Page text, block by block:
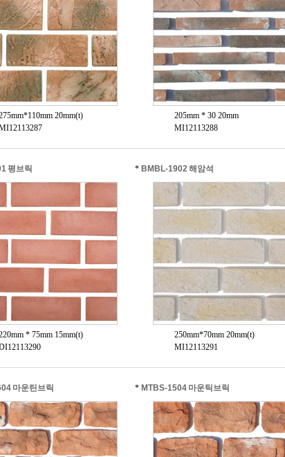
20mm(t)
205mm * 30 20mm
MI12113288
평브릭
* 75mm 15mm(t)
* BMBL-1902 해암석
250mm*70mm 20mm(t)
MI12113291
마운틴브릭 * MTBS-1504 마운틱브릭